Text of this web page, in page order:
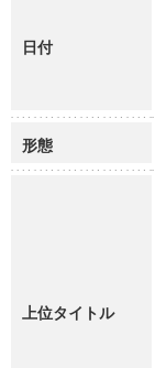
日付
形態
上位タイトル